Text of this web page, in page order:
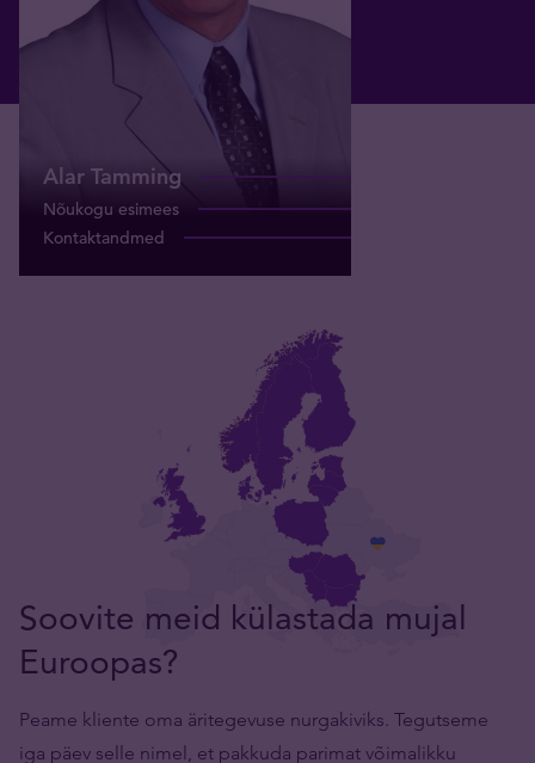
Alar Tamming
Nõukogu esimees
Kontaktandmed
Soovite meid külastada mujal
Euroopas?
Peame kliente oma äritegevuse nurgakiviks. Tegutseme
iga päev selle nimel, et pakkuda parimat võimalikku